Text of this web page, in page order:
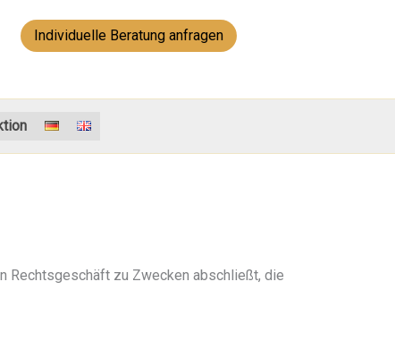
Individuelle Beratung anfragen
Rechtsgeschäft zu Zwecken abschließt, die